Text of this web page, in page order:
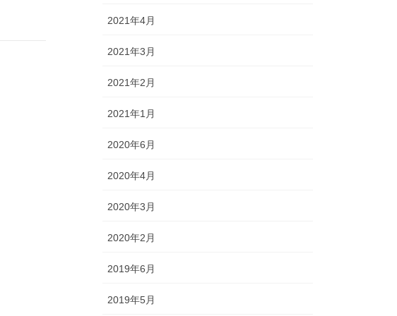
2021年4月
2021年3月
2021年2月
2021年1月
2020年6月
2020年4月
2020年3月
2020年2月
2019年6月
2019年5月